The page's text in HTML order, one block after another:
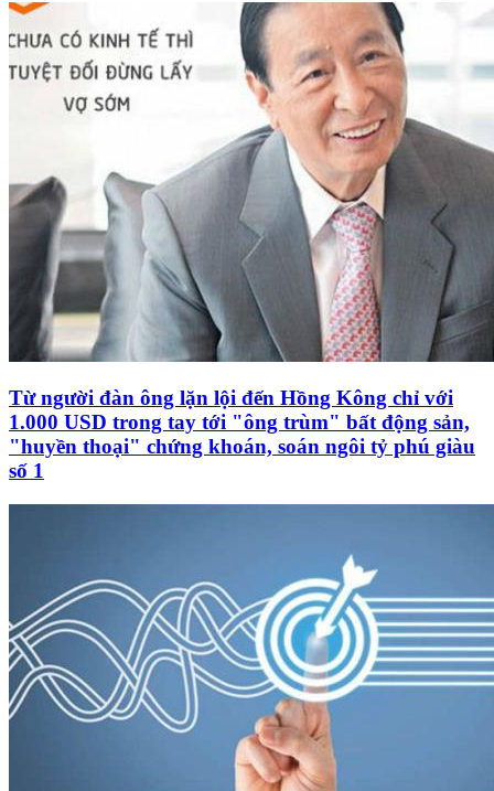
Từ người đàn ông lặn lội đến Hồng Kông chỉ với
1.000 USD trong tay tới "ông trùm" bất động sản,
"huyền thoại" chứng khoán, soán ngôi tỷ phú giàu
số 1